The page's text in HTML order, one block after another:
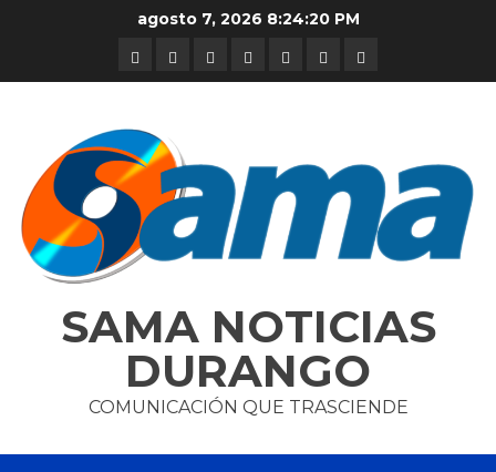
agosto 7, 20268:24:21 PM
DURANGO
NACIONAL
INTERNACIONAL
DEPORTES
ENTRETENIMIENTO
CIENCIA
Y
OPINION
SAMA NOTICIAS
DURANGO
COMUNICACIÓN QUE TRASCIENDE